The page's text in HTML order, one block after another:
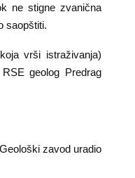
ne stigne zvanična
saopštiti.
vrši istraživanja)
geolog Predrag
zavod uradio